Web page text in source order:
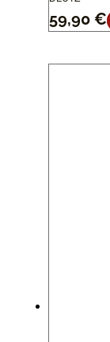
59,90 €